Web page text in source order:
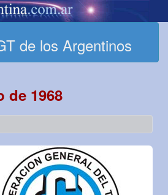
de los Argentinos
de 1968